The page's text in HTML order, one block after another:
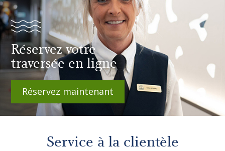
Réservez votre
traversée en ligne
Réservez maintenant
Service à la clientèle